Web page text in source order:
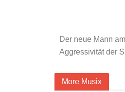
Der neue Mann
Aggressivität der
More Musix